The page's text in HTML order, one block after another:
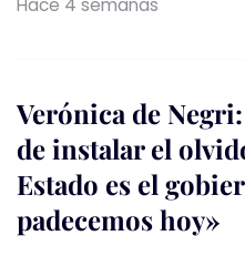
Verónica de
de instalar el
Estado es el
padecemos hoy»